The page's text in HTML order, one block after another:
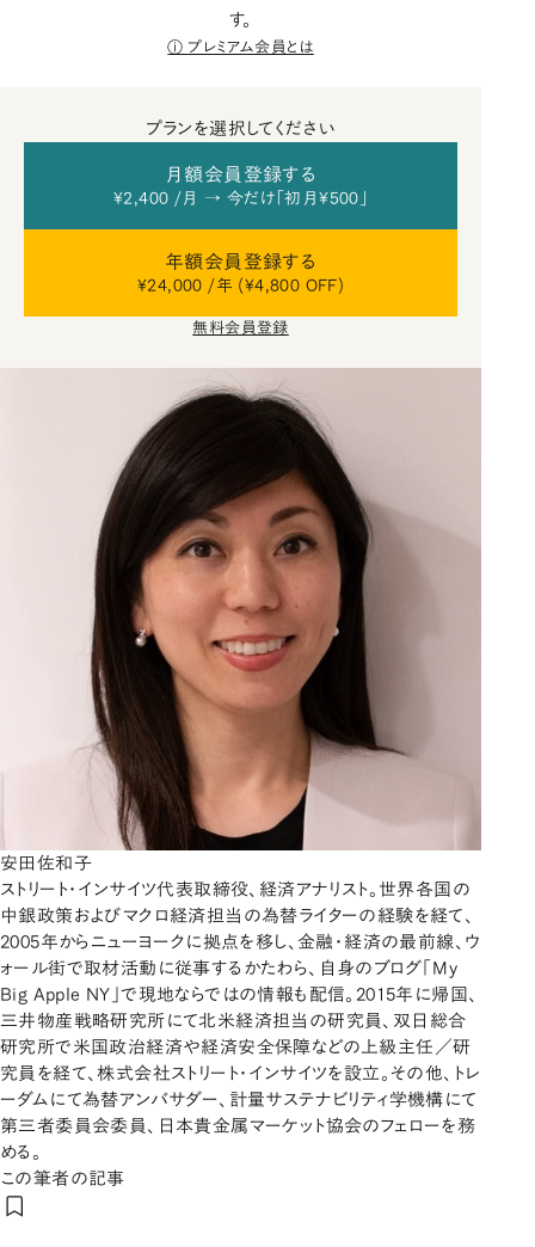
す。
プレミアム会員とは
プランを選択してください
月額会員登録する
¥2,400 /月 → 今だけ「初月¥500」
年額会員登録する
¥24,000 /年 (¥4,800 OFF)
無料会員登録
安田佐和子
ストリート・インサイツ代表取締役、経済アナリスト。世界各国の
中銀政策およびマクロ経済担当の為替ライターの経験を経て、
2005年からニューヨークに拠点を移し、金融・経済の最前線、ウ
ォール街で取材活動に従事するかたわら、自身のブログ「My
Big Apple NY」で現地ならではの情報も配信。2015年に帰国、
三井物産戦略研究所にて北米経済担当の研究員、双日総合
研究所で米国政治経済や経済安全保障などの上級主任／研
究員を経て、株式会社ストリート・インサイツを設立。その他、トレ
ーダムにて為替アンバサダー、計量サステナビリティ学機構にて
第三者委員会委員、日本貴金属マーケット協会のフェローを務
める。
この筆者の記事